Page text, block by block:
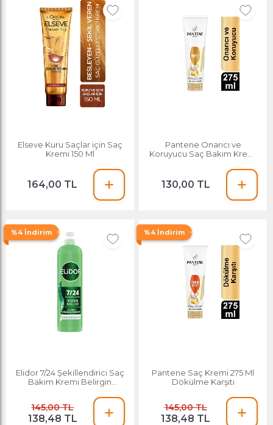
Elseve Kuru Saçlar için Saç
Kremi 150 Ml
164,00 TL
Pantene Onarıcı ve
Koruyucu Saç Bakım Kremi
130,00 TL
%4 İndirim
Elidor 7/24 Şekillendirici Saç
Bakım Kremi Belirgin
Saçlar 240 Ml
145,00 TL
138,48 TL
%4 İndirim
Pantene Saç Kremi 275 Ml
Dökülme Karşıtı
145,00 TL
138,48 TL